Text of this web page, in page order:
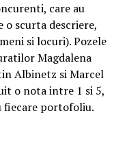
care au
scurta descriere,
si locuri). Pozele
Magdalena
Albinetz si Marcel
o nota intre 1 si 5,
fiecare portofoliu.